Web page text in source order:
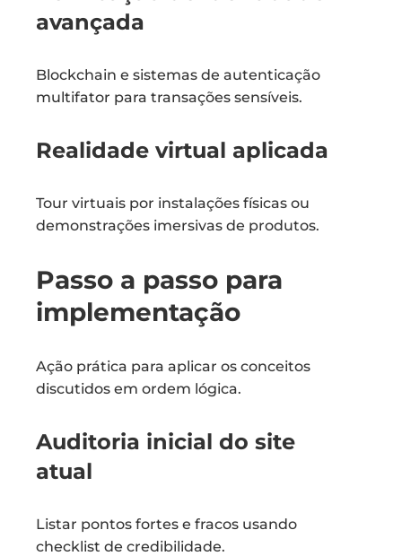
avançada
Blockchain e sistemas de autenticação
multifator para transações sensíveis.
Realidade virtual aplicada
Tour virtuais por instalações físicas ou
demonstrações imersivas de produtos.
Passo a passo para
implementação
Ação prática para aplicar os conceitos
discutidos em ordem lógica.
Auditoria inicial do site
atual
Listar pontos fortes e fracos usando
checklist de credibilidade.